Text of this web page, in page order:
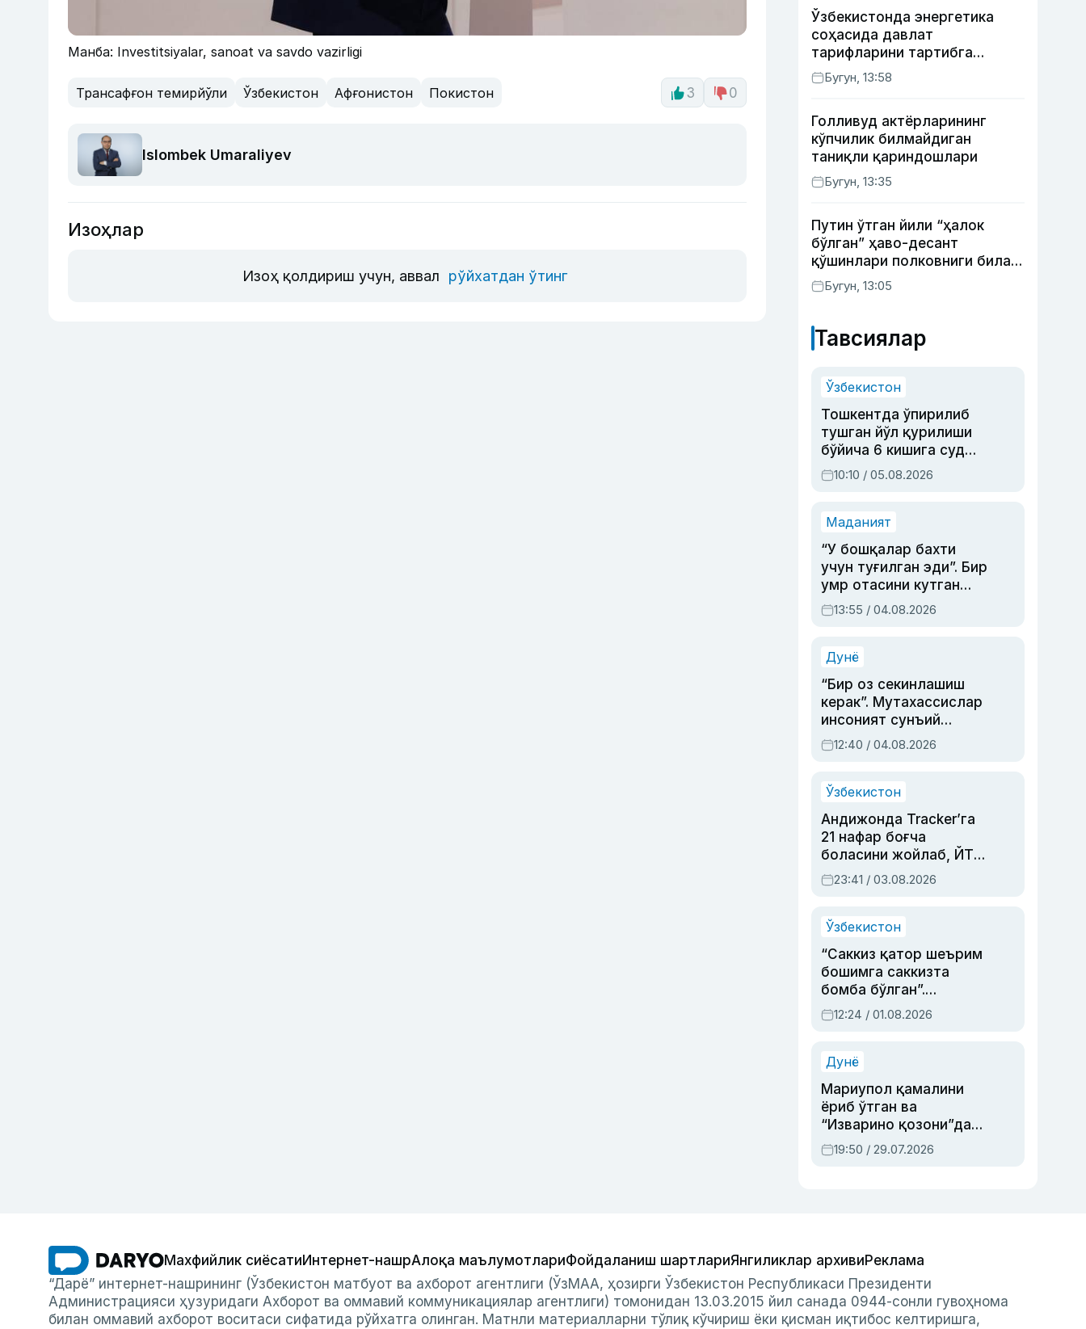
Манба: Investitsiyalar, sanoat va savdo vazirligi
Трансафғон темирйўли Ўзбекистон Афғонистон Покистон 3 0
Islombek Umaraliyev
Изоҳлар
Изоҳ қолдириш учун, аввал рўйхатдан ўтинг
Ўзбекистонда энергетика
соҳасида давлат
тарифларини тартибга
солишнинг янги тизими
жорий этилди
Бугун, 13:58
Голливуд актёрларининг
кўпчилик билмайдиган
таниқли қариндошлари
Бугун, 13:35
Путин ўтган йили “ҳалок
бўлган” ҳаво-десант
қўшинлари полковниги билан
телефон орқали
суҳбатлашди
Бугун, 13:05
Тавсиялар
Ўзбекистон
Тошкентда ўпирилиб
тушган йўл қурилиши
бўйича 6 кишига суд
ҳукми ўқилди
10:10 / 05.08.2026
Маданият
“У бошқалар бахти
учун туғилган эди”. Бир
умр отасини кутган
актриса ва дубльяж
устаси Римма
синовларга тўла ҳаёти
13:55 / 04.08.2026
Дунё
“Бир оз секинлашиш
керак”. Мутахассислар
инсоният сунъий
интеллектни бошқара
олмай қолишидан
12:40 / 04.08.2026
Ўзбекистон
Андижонда Tracker’га
21 нафар боғча
боласини жойлаб, ЙТҲ
содир этган аёлга суд
ҳукми ўқилди
23:41 / 03.08.2026
Ўзбекистон
“Саккиз қатор шеърим
бошимга саккизта
бомба бўлган”.
Абдулла Ориповни
сиёсий айбловлардан
12:24 / 01.08.2026
Дунё
Мариупол қамалини
ёриб ўтган ва
“Изварино қозони”дан
чиққан қаҳрамон —
Украина армияси бош
19:50 / 29.07.2026
Махфийлик сиёсатиИнтернет-нашрАлоқа маълумотлариФойдаланиш шартлариЯнгиликлар архивиРеклама
“Дарё” интернет-нашрининг (Ўзбекистон матбуот ва ахборот агентлиги (ЎзМАА, ҳозирги Ўзбекистон Республикаси Президенти
Администрацияси ҳузуридаги Ахборот ва оммавий коммуникациялар агентлиги) томонидан 13.03.2015 йил санада 0944-сонли гувоҳнома
билан оммавий ахборот воситаси сифатида рўйхатга олинган. Матнли материалларни тўлиқ кўчириш ёки қисман иқтибос келтиришга,